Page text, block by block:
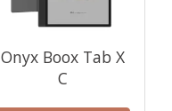
Onyx Boox Tab X
C